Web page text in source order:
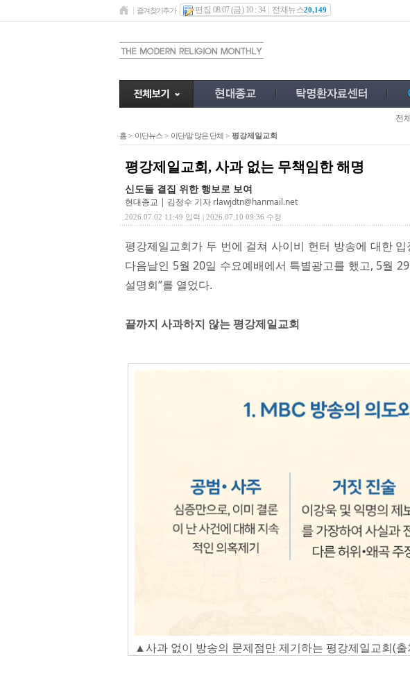
즐겨찾기추가 편집 08.07 (금) 10 : 34 전체뉴스20,149
전체
홈 > 이단뉴스 > 이단/말 많은 단체 > 평강제일교회
평강제일교회, 사과 없는 무책임한 해명
신도들 결집 위한 행보로 보여
현대종교 | 김정수 기자 rlawjdtn@hanmail.net
2026.07.02 11:49 입력 | 2026.07.10 09:36 수정
평강제일교회가 두 번에 걸쳐 사이비 헌터 방송에 대한
다음날인 5월 20일 수요예배에서 특별광고를 했고, 5월
설명회”를 열었다.
끝까지 사과하지 않는 평강제일교회
▲사과 없이 방송의 문제점만 제기하는 평강제일교회(